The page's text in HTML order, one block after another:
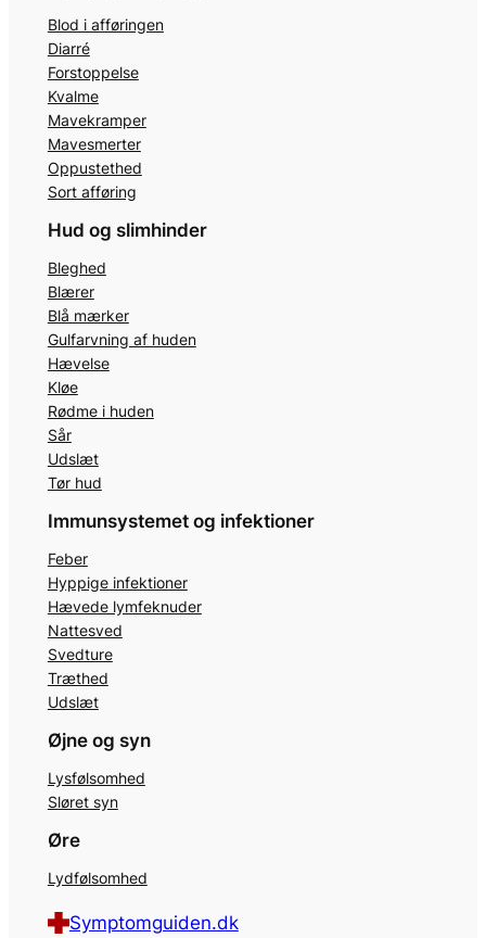
Blod i afføringen
Diarré
Forstoppelse
Kvalme
Mavekramper
Mavesmerter
Oppustethed
Sort afføring
Hud og slimhinder
Bleghed
Blærer
Blå mærker
Gulfarvning af huden
Hævelse
Kløe
Rødme i huden
Sår
Udslæt
Tør hud
Immunsystemet og infektioner
Feber
Hyppige infektioner
Hævede lymfeknuder
Nattesved
Svedture
Træthed
Udslæt
Øjne og syn
Lysfølsomhed
Sløret syn
Øre
Lydfølsomhed
Symptomguiden.dk